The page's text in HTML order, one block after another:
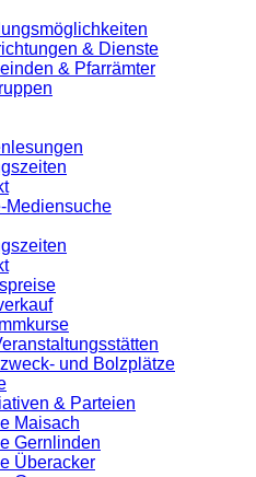
& Dienste
& Pfarrämter
Mediensuche
und Bolzplätze
& Parteien
Maisach
Gernlinden
Überacker